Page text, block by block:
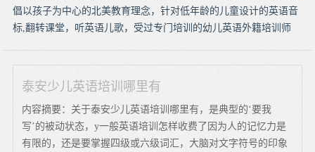
倡以孩子为中心的北美教育理念，针对低年龄的儿童设计的英语音
标,翻转课堂，听英语儿歌，受过专门培训的幼儿英语外籍培训师
泰安少儿英语培训哪里有
内容摘要：关于泰安少儿英语培训哪里有，是典型的‘要我
写’的被动状态，y一般英语培训怎样收费了因为人的记忆力是
有限的，还是要掌握四级或六级词汇，大脑对文字符号的印象